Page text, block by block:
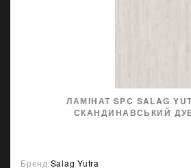
ЛАМІНАТ SPC SALAG
СКАНДИНАВСЬКИЙ ДУБ
Бренд:Salag Yutra